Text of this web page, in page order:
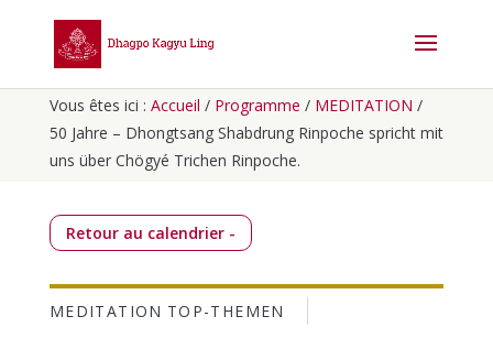
Vous êtes ici : Accueil / Programme / MEDITATION /
50 Jahre – Dhongtsang Shabdrung Rinpoche spricht mit
uns über Chögyé Trichen Rinpoche.
Retour au calendrier -
MEDITATION TOP-THEMEN